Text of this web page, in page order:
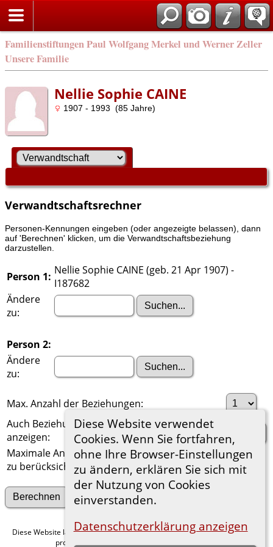
Familienstiftungen Paul Wolfgang Merkel und Werner Zeller
Unsere Familie
Diese Website verwendet
Cookies. Wenn Sie fortfahren,
ohne Ihre Browser-Einstellungen
zu ändern, erklären Sie sich mit
der Nutzung von Cookies
einverstanden.
Datenschutzerklärung anzeigen
Nellie Sophie CAINE
1907 - 1993 (85 Jahre)
Verwandtschaftsrechner
Personen-Kennungen eingeben (oder angezeigte belassen), dann
auf 'Berechnen' klicken, um die Verwandtschaftsbeziehung
darzustellen.
Person 1: Nellie Sophie CAINE (geb. 21 Apr 1907) -
I187682
Ändere
zu:
Person 2:
Ändere
zu:
Max. Anzahl der Beziehungen:
Auch Beziehungen über einen Ehepartner
anzeigen:
Maximale Anzahl der
zu berücksichtigenden Generationen:
Suche nach anderen Verbindungen
Diese Website läuft mitThe Next Generation of Genealogy Sitebuildingv. 15.0.1,
programmiert von Darrin Lythgoe © 2001-2026.